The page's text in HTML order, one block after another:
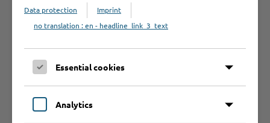
Data protection
Imprint
no translation : en - headline_link_3_text
Essential cookies
Analytics